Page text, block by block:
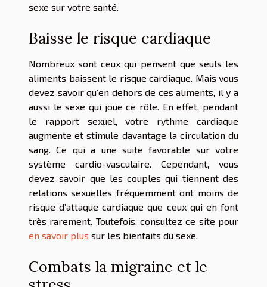
sexe sur votre santé.
Baisse le risque cardiaque
Nombreux sont ceux qui pensent que seuls les
aliments baissent le risque cardiaque. Mais vous
devez savoir qu’en dehors de ces aliments, il y a
aussi le sexe qui joue ce rôle. En effet, pendant
le rapport sexuel, votre rythme cardiaque
augmente et stimule davantage la circulation du
sang. Ce qui a une suite favorable sur votre
système cardio-vasculaire. Cependant, vous
devez savoir que les couples qui tiennent des
relations sexuelles fréquemment ont moins de
risque d’attaque cardiaque que ceux qui en font
très rarement. Toutefois, consultez ce site pour
en savoir plus sur les bienfaits du sexe.
Combats la migraine et le